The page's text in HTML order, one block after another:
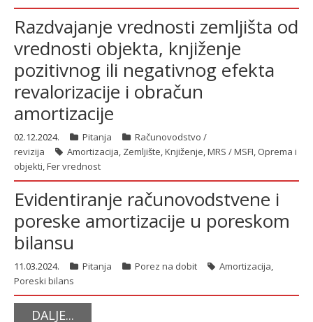
Razdvajanje vrednosti zemljišta od
vrednosti objekta, knjiženje
pozitivnog ili negativnog efekta
revalorizacije i obračun
amortizacije
02.12.2024. Pitanja
Računovodstvo /
revizija
Amortizacija, Zemljište,Knjiženje,MRS / MSFI, Oprema i
objekti,Fer vrednost
Evidentiranje računovodstvene i
poreske amortizacije u poreskom
bilansu
11.03.2024. Pitanja Porez na dobit Amortizacija,
Poreski bilans
DALJE...